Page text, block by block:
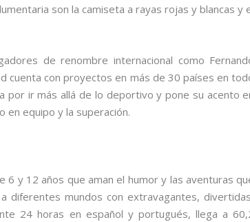
son la camiseta a rayas rojas y blancas y
de renombre internacional como
cuenta con proyectos en más de 30 países en
por ir más allá de lo deportivo y pone su acento
en equipo y la superación.
6 y 12 años que aman el humor y las aventuras
diferentes mundos con extravagantes,
24 horas en español y portugués, llega a